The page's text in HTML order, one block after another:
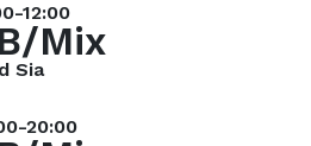
12:00
Mix
Sia
20:00